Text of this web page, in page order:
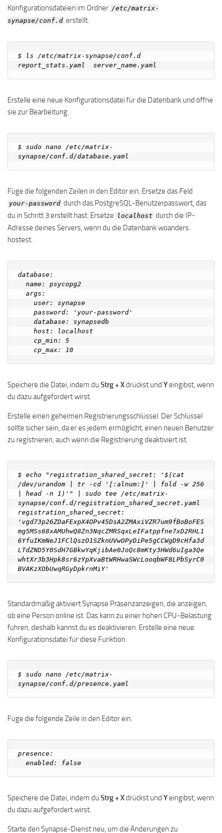
Konfigurationsdateien im Ordner /etc/matrix-
synapse/conf.d erstellt.
$ ls /etc/matrix-synapse/conf.d
Erstelle eine neue Konfigurationsdatei für die Datenbank und öffne
sie zur Bearbeitung.
$ sudo nano /etc/matrix-
Füge die folgenden Zeilen in den Editor ein. Ersetze das Feld
your-password durch das PostgreSQL-Benutzerpasswort, das
du in Schritt 3 erstellt hast. Ersetze localhost durch die IP-
Adresse deines Servers, wenn du die Datenbank woanders
hostest.
database:
Speichere die Datei, indem du Strg + Xdrückst und Yeingibst, wenn
du dazu aufgefordert wirst.
Erstelle einen geheimen Registrierungsschlüssel. Der Schlüssel
sollte sicher sein, da er es jedem ermöglicht, einen neuen Benutzer
zu registrieren, auch wenn die Registrierung deaktiviert ist.
$ echo "registration_shared_secret: '$(cat
/dev/urandom | tr -cd '[:alnum:]' | fold -w 256
| head -n 1)'" | sudo tee /etc/matrix-
synapse/conf.d/registration_shared_secret.yaml
registration_shared_secret:
'vgd73p26ZDaFExpX4OPv45DsA2ZMAxiVZR7um9fBoBoFES
mg5MSs68xAMUhwQ8Zn3NqcZMRSqxLeIFatppfne7xD2RHL1
6YfuIKmNeJ1FClQszO1SZknUVwOPyDiPe5gCCWgD9cHfa3d
LTdZND5Y0SdH7GBkwYqKjibAe0JoQc8mKty3HWd6uIga3Qe
whtXr3b3Hpk8sr6zYpXvaBtWRHwaSWcLooqbWF8LPbSyrC0
Standardmäßig aktiviert Synapse Präsenzanzeigen, die anzeigen,
ob eine Person online ist. Das kann zu einer hohen CPU-Belastung
führen, deshalb kannst du es deaktivieren. Erstelle eine neue
Konfigurationsdatei für diese Funktion.
$ sudo nano /etc/matrix-
Füge die folgende Zeile in den Editor ein.
presence:
Speichere die Datei, indem du Strg + Xdrückst und Yeingibst, wenn
du dazu aufgefordert wirst.
Starte den Synapse-Dienst neu, um die Änderungen zu